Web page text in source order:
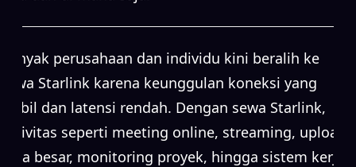
Banyak perusahaan dan individu kini beralih ke
sewa Starlink karena keunggulan koneksi yang
stabil dan latensi rendah. Dengan sewa Starlink,
aktivitas seperti meeting online, streaming, upload
data besar, monitoring proyek, hingga sistem kerja